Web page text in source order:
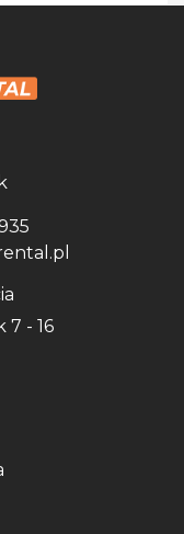
7 - 16